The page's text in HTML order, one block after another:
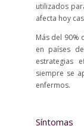
utilizados
afecta hoy
Más del 90%
en países
estrategias
siempre se
enfermos.
Síntomas